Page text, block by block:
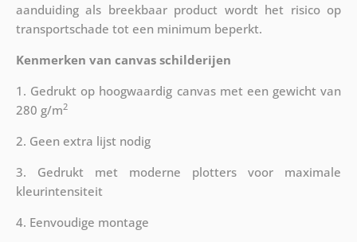
aanduiding als breekbaar product wordt het risico op
transportschade tot een minimum beperkt.
Kenmerken van canvas schilderijen
1. Gedrukt op hoogwaardig canvas met een gewicht van
280 g/m2
2. Geen extra lijst nodig
3. Gedrukt met moderne plotters voor maximale
kleurintensiteit
4. Eenvoudige montage